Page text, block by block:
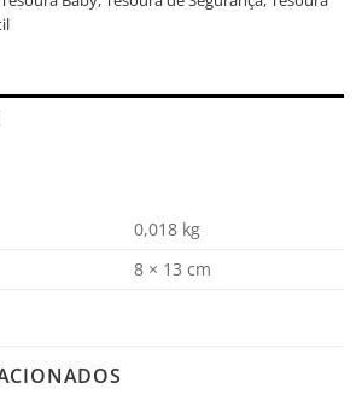
0,018 kg
8 × 13 cm